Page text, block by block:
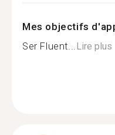
Mes objectifs
Ser Fluent... Lire plus